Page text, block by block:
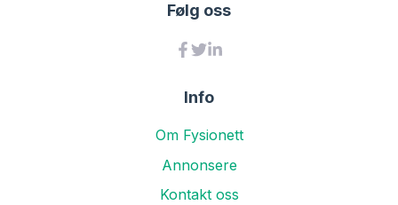
Følg oss
Info
Om Fysionett
Annonsere
Kontakt oss